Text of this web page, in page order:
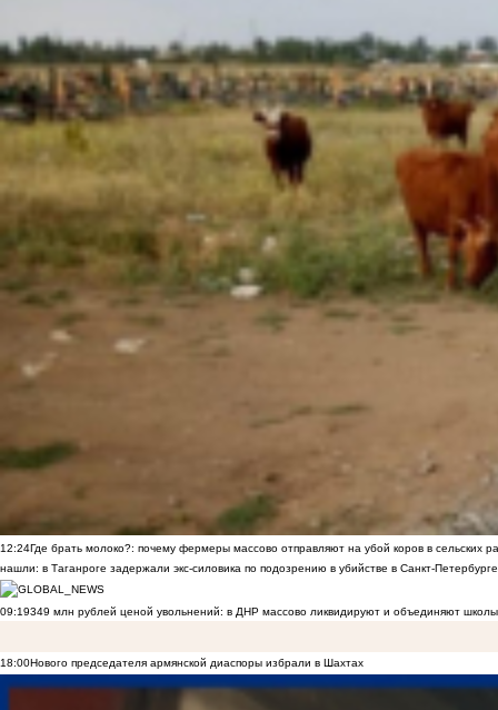
12:24Где брать молоко?: почему фермеры массово отправляют на убой коров в сельских
нашли: в Таганроге задержали экс-силовика по подозрению в убийстве в Санкт-Петербурге
09:19349 млн рублей ценой увольнений: в ДНР массово ликвидируют и объединяют
18:00Нового председателя армянской диаспоры избрали в Шахтах